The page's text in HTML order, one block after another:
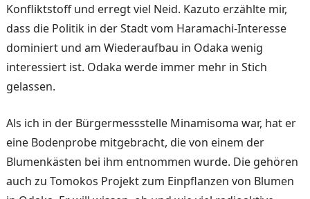
Kon­fliktstoff und erregt viel Neid. Kazuto erzählte mir,
dass die Politik in der Stadt vom Ha­ramachi-Interesse
dominiert und am Wiederaufbau in Oda­ka wenig
interessiert ist. Oda­ka werde immer mehr in Stich
gelassen.
Als ich in der Bürgermessstel­le Minamisoma war, hat er
ei­ne Bodenprobe mitgebracht, die von einem der
Blumenkäs­ten bei ihm entnommen wur­de. Die gehören
auch zu To­mokos Projekt zum Einpflan­zen von Blumen